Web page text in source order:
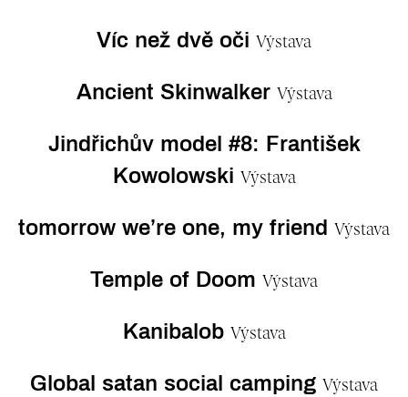
Víc než dvě oči Výstava
Ancient Skinwalker Výstava
Jindřichův model #8: František
Kowolowski Výstava
tomorrow we’re one, my friend Výstava
Temple of Doom Výstava
Kanibalob Výstava
Global satan social camping Výstava